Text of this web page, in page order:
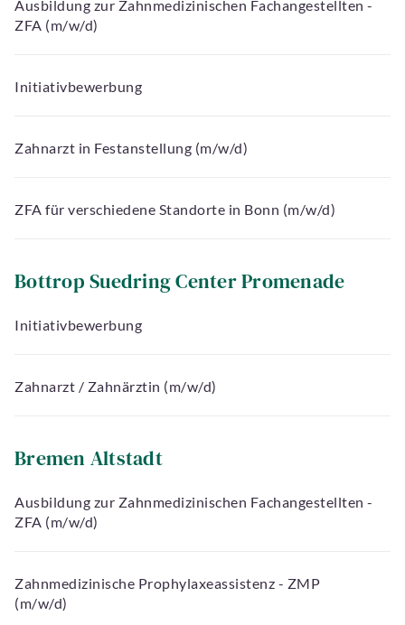
Ausbildung zur Zahnmedizinischen Fachangestellten -
ZFA (m/w/d)
Initiativbewerbung
Zahnarzt in Festanstellung (m/w/d)
ZFA für verschiedene Standorte in Bonn (m/w/d)
Bottrop Suedring Center Promenade
Initiativbewerbung
Zahnarzt / Zahnärztin (m/w/d)
Bremen Altstadt
Ausbildung zur Zahnmedizinischen Fachangestellten -
ZFA (m/w/d)
Zahnmedizinische Prophylaxeassistenz - ZMP
(m/w/d)